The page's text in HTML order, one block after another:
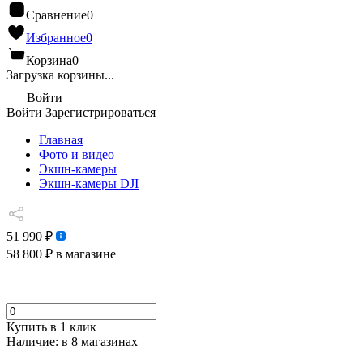
Сравнение0
Избранное0
Корзина0
Загрузка корзины...
Войти
Войти Зарегистрироваться
Главная
Фото и видео
Экшн-камеры
Экшн-камеры DJI
51 990 ₽
58 800 ₽ в магазине
Купить в 1 клик
Наличие: в 8 магазинах